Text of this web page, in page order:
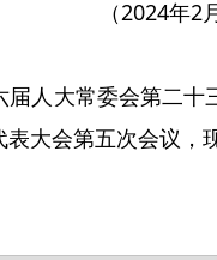
（2024年
大常委会第二十
大会第五次会议，